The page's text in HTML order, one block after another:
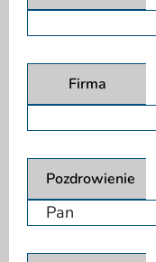
Firma
Pozdrowienie